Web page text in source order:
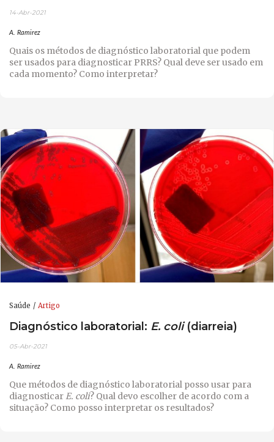
14-Abr-2021
A. Ramirez
Quais os métodos de diagnóstico laboratorial que podem
ser usados para diagnosticar PRRS? Qual deve ser usado em
cada momento? Como interpretar?
Saúde Artigo
Diagnóstico laboratorial: E. coli(diarreia)
05-Abr-2021
A. Ramirez
Que métodos de diagnóstico laboratorial posso usar para
diagnosticarE. coli? Qual devo escolher de acordo com a
situação? Como posso interpretar os resultados?